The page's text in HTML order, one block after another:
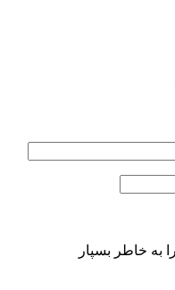
به خاطر بسپار